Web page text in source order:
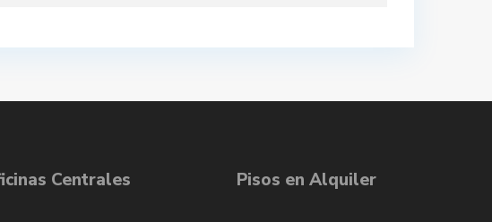
Centrales Pisos en Alquiler